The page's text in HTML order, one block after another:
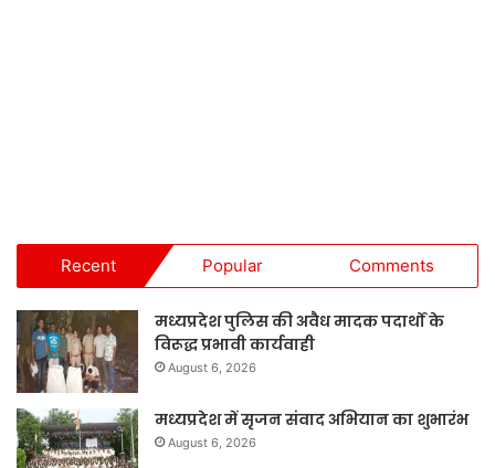
Recent Popular Comments
मध्यप्रदेश पुलिस की अवैध मादक पदार्थों के
विरूद्ध प्रभावी कार्यवाही
August 6, 2026
मध्यप्रदेश में सृजन संवाद अभियान का शुभारंभ
August 6, 2026